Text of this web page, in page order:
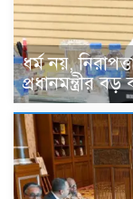
ধর্ম নয়,
প্রধানমন্ত্রীর বড়